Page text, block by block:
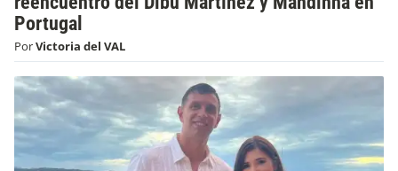
Portugal
PorVictoria del VAL